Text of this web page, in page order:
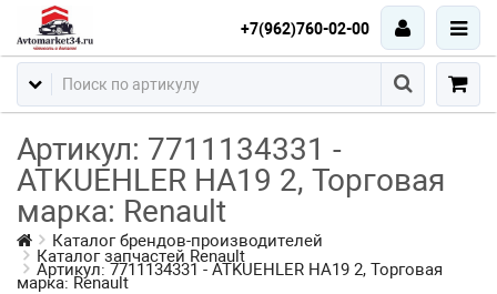
+7(962)760-02-00
Артикул: 7711134331 -
ATKUEHLER HA19 2, Торговая
марка: Renault
Каталог брендов-производителей
Каталог запчастей Renault
Артикул: 7711134331 - ATKUEHLER HA19 2, Торговая
марка: Renault